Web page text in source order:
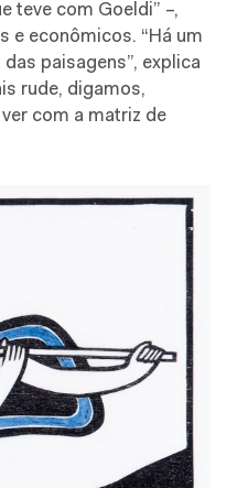
teve com Goeldi” –,
e econômicos. “Há um
paisagens”, explica
rude, digamos,
com a matriz de